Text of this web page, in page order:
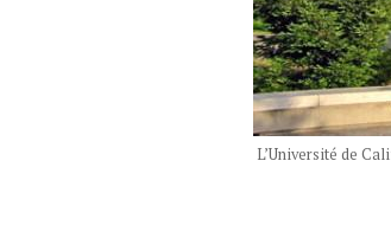
L’Université de